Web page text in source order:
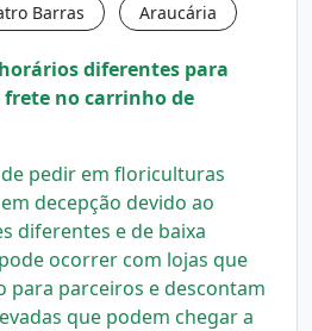
Barras Araucária
diferentes para
no carrinho de
pedir em floriculturas
decepção devido ao
diferentes e de baixa
ocorrer com lojas que
para parceiros e descontam
que podem chegar a